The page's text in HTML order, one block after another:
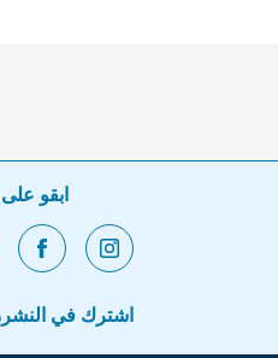
ابقو
اشترك في النشرة